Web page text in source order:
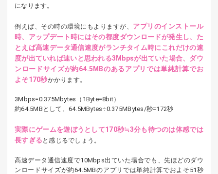
になります。
例えば、その時の環境にもよりますが、 アプリのインストール
時、アップデート時にはその都度ダウンロードが発生し、た
とえば高速データ通信速度がランチタイム時にこれだけの速
度が出ていれば速いと思われる3Mbpsが出ていた場合、ダウ
ンロードサイズが約64.5MBのあるアプリでは単純計算でお
よそ170秒かかります。
3Mbps=0.375Mbytes（1Byte=8bit）
約64.5MBとして、64.5MBytes÷0.375MBytes/秒=172秒
実際にゲームを遊ぼうとして170秒≒3分も待つのは体感では
長すぎる と感じるでしょう。
高速データ通信速度で10Mbps出ていた場合でも、先ほどのダウ
ンロードサイズが約64.5MBのアプリでは単純計算でおよそ51秒